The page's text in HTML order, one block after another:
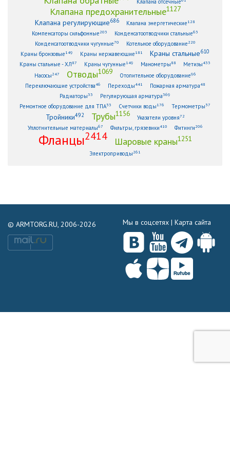
Клапана отсечные
Клапана предохранительные1127
Клапана регулирующие686 Клапана энергетические128
Компенсаторы сильфонные 203 Конденсатоотводчики стальные63
Конденсатоотводчики чугунные70 Котельное оборудование 220
Краны бронзовые149 Краны нержавеющие181 Краны стальные610
Краны стальные - ХЛ87 Краны чугунные149 Манометры88 Метизы433
Насосы 247 Отводы1069 Отопительное оборудование96
Переключающие устройства46 Переходы441 Пожарная арматура48
Радиаторы33 Регулирующая арматура369
Ремонтное оборудование для ТПА53 Счетчики воды176 Термометры 57
Тройники492 Трубы1156 Указатели уровня72
Уплотнительные материалы67 Фильтры, грязевики410 Фитинги 206
Фланцы2414 Шаровые краны1251
Электроприводы 261
© ARMTORG.RU, 2006-2026 Мы в соцсетях | Карта сайта